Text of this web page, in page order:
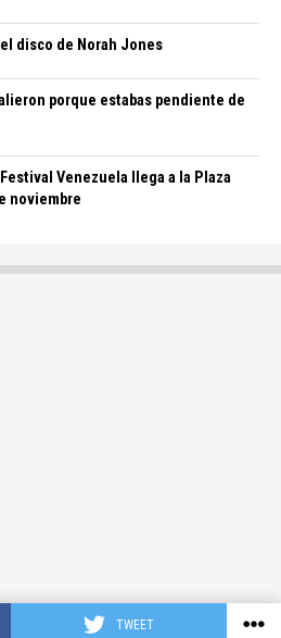
TWEET
disco de Norah Jones
porque estabas pendiente de
Venezuela llega a la Plaza
noviembre